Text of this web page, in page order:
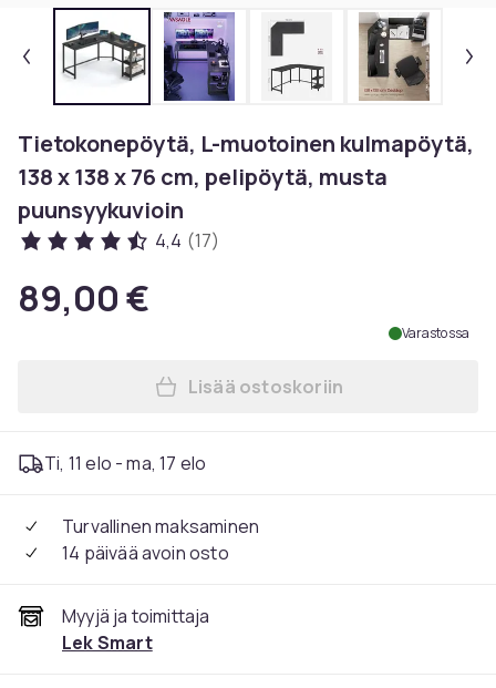
Tietokonepöytä, L-muotoinen kulmapöytä,
138 x 138 x 76 cm, pelipöytä, musta
puunsyykuvioin
4,4 (17)
89,00 €
Varastossa
Lisää Tietokonepöytä, L-
Lisää ostoskoriin
Ti, 11 elo - ma, 17 elo
Turvallinen maksaminen
14 päivää avoin osto
Myyjä ja toimittaja
Lek Smart